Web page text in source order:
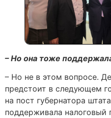
– Но она тоже
– Но не в этом вопросе.
предстоит в следующем
на пост губернатора
поддерживала